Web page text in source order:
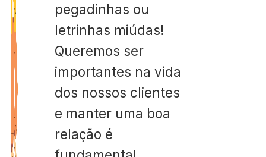
pegadinhas ou
letrinhas miúdas!
Queremos ser
importantes na vida
dos nossos clientes
e manter uma boa
relação é